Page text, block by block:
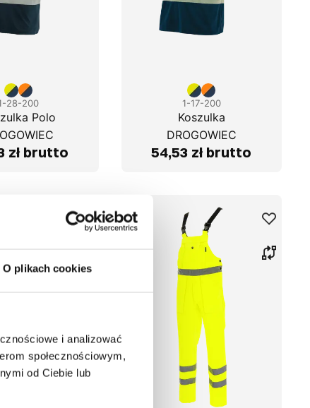
O plikach cookies
i analizować
społecznościowym,
od Ciebie lub
28-200
Polo
zł brutto
1-17-200
Koszulka
DROGOWIEC
54,53 zł brutto